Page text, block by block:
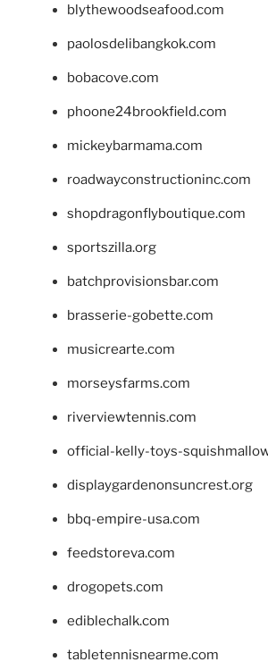
blythewoodseafood.com
paolosdelibangkok.com
bobacove.com
phoone24brookfield.com
mickeybarmama.com
roadwayconstructioninc.com
shopdragonflyboutique.com
sportszilla.org
batchprovisionsbar.com
brasserie-gobette.com
musicrearte.com
morseysfarms.com
riverviewtennis.com
official-kelly-toys-
displaygardenonsuncrest.org
bbq-empire-usa.com
feedstoreva.com
drogopets.com
ediblechalk.com
tabletennisnearme.com